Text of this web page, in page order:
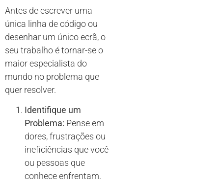
Antes de escrever uma
única linha de código ou
desenhar um único ecrã, o
seu trabalho é tornar-se o
maior especialista do
mundo no problema que
quer resolver.
Identifique um
Problema: Pense em
dores, frustrações ou
ineficiências que você
ou pessoas que
conhece enfrentam.